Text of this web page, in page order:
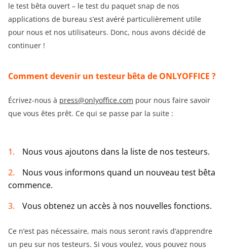
le test bêta ouvert – le test du paquet snap de nos
applications de bureau s’est avéré particulièrement utile
pour nous et nos utilisateurs. Donc, nous avons décidé de
continuer !
Comment devenir un testeur bêta de ONLYOFFICE ?
Écrivez-nous à press@onlyoffice.com pour nous faire savoir
que vous êtes prêt. Ce qui se passe par la suite :
Nous vous ajoutons dans la liste de nos testeurs.
Nous vous informons quand un nouveau test bêta
commence.
Vous obtenez un accès à nos nouvelles fonctions.
Ce n’est pas nécessaire, mais nous seront ravis d’apprendre
un peu sur nos testeurs. Si vous voulez, vous pouvez nous